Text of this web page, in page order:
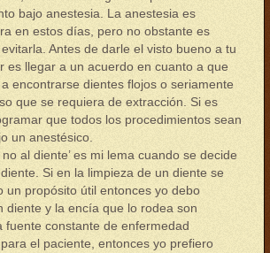
bajo anestesia. La anestesia es
en estos días, pero no obstante es
Antes de darle el visto bueno a tu
es llegar a un acuerdo en cuanto a que
encontrarse dientes flojos o seriamente
que se requiera de extracción. Si es
que todos los procedimientos sean
un anestésico.
al diente’ es mi lema cuando se decide
Si en la limpieza de un diente se
un propósito útil entonces yo debo
diente y la encía que lo rodea son
fuente constante de enfermedad
el paciente, entonces yo prefiero